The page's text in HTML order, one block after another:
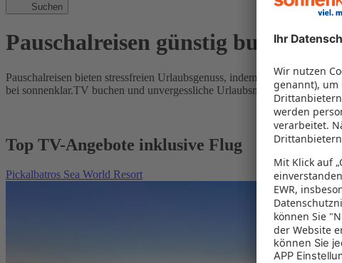
Suchen
Pauschalreisen günstig buchen
Pauschalreisen bieten stressfreien Urlaubsgenuss, indem Flug und Hotel
bei sonnenklar.TV buchen und unvergessliche Urlaubsmomente erleben!
Top TV-Angebote inklusive Flug
Pickalbatros Sea World Resort